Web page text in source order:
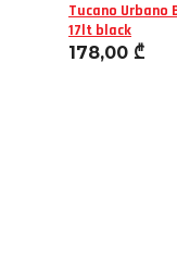
Tucano Urbano
17lt black
178,00 ₾